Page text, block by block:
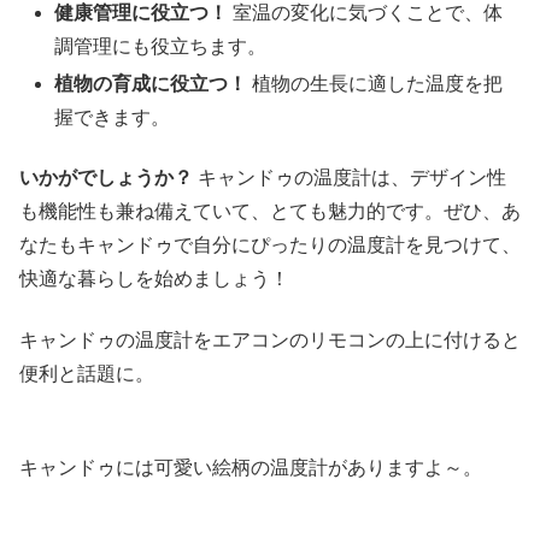
健康管理に役立つ！ 室温の変化に気づくことで、体
調管理にも役立ちます。
植物の育成に役立つ！ 植物の生長に適した温度を把
握できます。
いかがでしょうか？ キャンドゥの温度計は、デザイン性
も機能性も兼ね備えていて、とても魅力的です。ぜひ、あ
なたもキャンドゥで自分にぴったりの温度計を見つけて、
快適な暮らしを始めましょう！
キャンドゥの温度計をエアコンのリモコンの上に付けると
便利と話題に。
キャンドゥには可愛い絵柄の温度計がありますよ～。